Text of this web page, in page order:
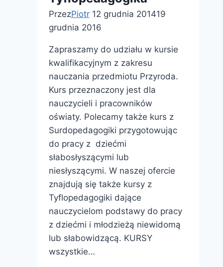
PrzezPiotr 12 grudnia 201419
grudnia 2016
Zapraszamy do udziału w kursie
kwalifikacyjnym z zakresu
nauczania przedmiotu Przyroda.
Kurs przeznaczony jest dla
nauczycieli i pracowników
oświaty. Polecamy także kurs z
Surdopedagogiki przygotowując
do pracy z dziećmi
słabosłyszącymi lub
niesłyszącymi. W naszej ofercie
znajdują się także kursy z
Tyflopedagogiki dające
nauczycielom podstawy do pracy
z dziećmi i młodzieżą niewidomą
lub słabowidzącą. KURSY
wszystkie…